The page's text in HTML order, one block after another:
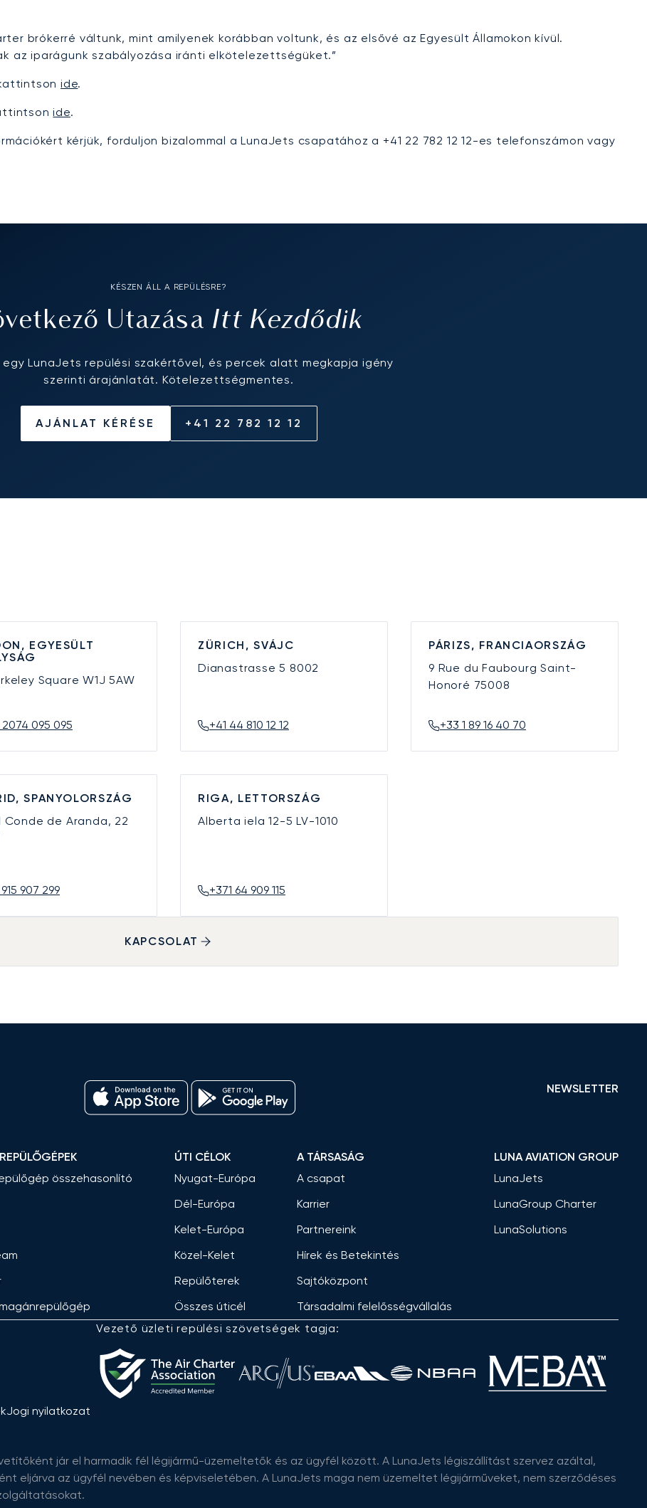
brókerré váltunk, mint amilyenek korábban voltunk, és az elsővé az Egyesült Államokon kívül.
az iparágunk szabályozása iránti elkötelezettségüket.”
ide.
ide.
kérjük, forduljon bizalommal a LunaJets csapatához a +41 22 782 12 12-es telefonszámon vagy
KÉSZEN ÁLL A REPÜLÉSRE?
UtazásaItt Kezdődik
egy LunaJets repülési szakértővel, és percek alatt megkapja igény
szerinti árajánlatát. Kötelezettségmentes.
AJÁNLAT KÉRÉSE +41 22 782 12 12
EGYESÜLT
SquareW1J 5AW
095 095
ZÜRICH, SVÁJC
Dianastrasse 5 8002
+41 44 810 12 12
PÁRIZS, FRANCIAORSZÁG
9 Rue du Faubourg Saint-
Honoré 75008
+33 1 89 16 40 70
SPANYOLORSZÁG
Conde de Aranda, 22
907 299
RIGA, LETTORSZÁG
Alberta iela 12-5LV-1010
+371 64 909 115
KAPCSOLAT
NEWSLETTER
összehasonlító
ÚTI CÉLOK
Nyugat-Európa
Dél-Európa
Kelet-Európa
Közel-Kelet
Repülőterek
Összes úticél
A TÁRSASÁG
A csapat
Karrier
Partnereink
Hírek és Betekintés
Sajtóközpont
Társadalmi felelősségvállalás
LUNA AVIATION GROUP
LunaJets
LunaGroup Charter
LunaSolutions
Vezető üzleti repülési szövetségek tagja:
Jogi nyilatkozat
jár el harmadik fél légijármű-üzemeltetők és az ügyfél között. A LunaJets légiszállítást szervez azáltal,
eljárva az ügyfél nevében és képviseletében. A LunaJets maga nem üzemeltet légijárműveket, nem szerződéses